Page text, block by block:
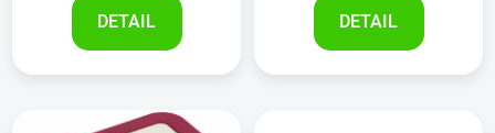
DETAIL DETAIL